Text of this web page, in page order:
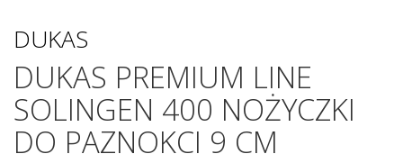
DUKAS
DUKAS PREMIUM LINE
SOLINGEN 400 NOŻYCZKI
DO PAZNOKCI 9 CM